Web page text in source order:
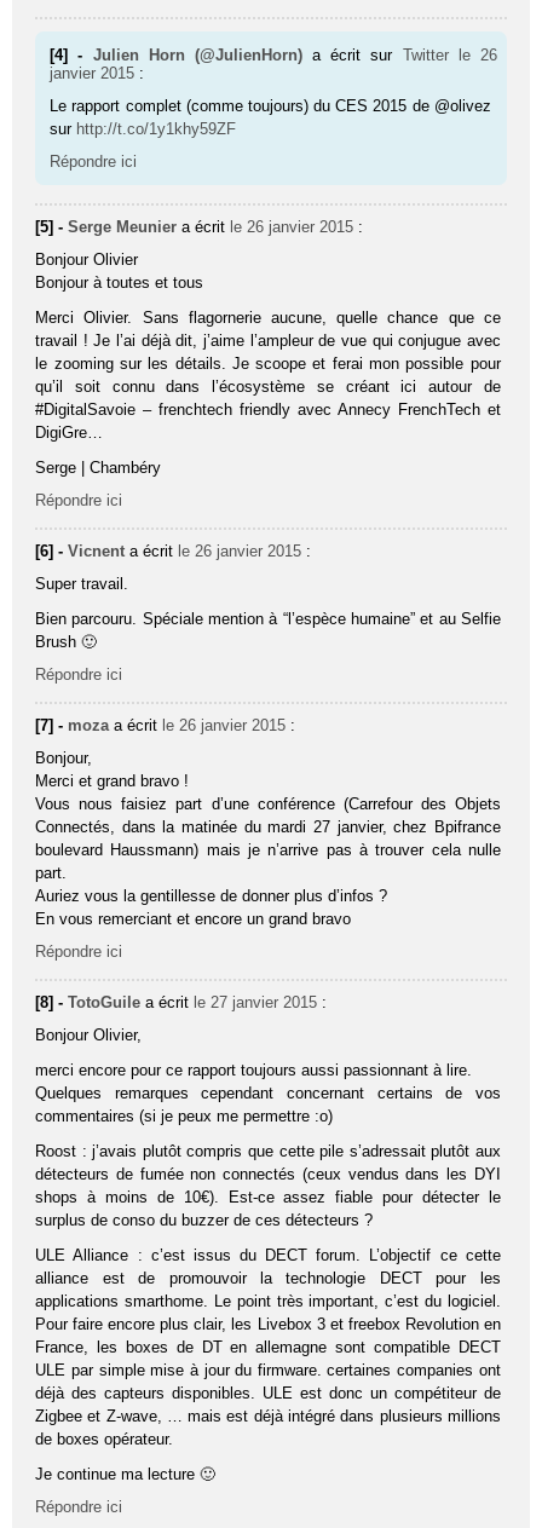
[4] - Julien Horn (@JulienHorn) a écrit sur Twitter
le 26
janvier 2015 :
Le rapport complet (comme toujours) du CES 2015 de @olivez
sur http://t.co/1y1khy59ZF
Répondre ici
[5] -Serge Meunier a écrit le 26 janvier 2015 :
Bonjour Olivier
Bonjour à toutes et tous
Merci Olivier. Sans flagornerie aucune, quelle chance que ce
travail ! Je l’ai déjà dit, j’aime l’ampleur de vue qui conjugue avec
le zooming sur les détails. Je scoope et ferai mon possible pour
qu’il soit connu dans l’écosystème se créant ici autour de
#DigitalSavoie – frenchtech friendly avec Annecy FrenchTech et
DigiGre…
Serge | Chambéry
Répondre ici
[6] -Vicnent a écrit le 26 janvier 2015 :
Super travail.
Bien parcouru. Spéciale mention à “l’espèce humaine” et au Selfie
Brush 🙂
Répondre ici
[7] - moza a écrit le 26 janvier 2015 :
Bonjour,
Merci et grand bravo !
Vous nous faisiez part d’une conférence (Carrefour des Objets
Connectés, dans la matinée du mardi 27 janvier, chez Bpifrance
boulevard Haussmann) mais je n’arrive pas à trouver cela nulle
part.
Auriez vous la gentillesse de donner plus d’infos ?
En vous remerciant et encore un grand bravo
Répondre ici
[8] -TotoGuile a écrit le 27 janvier 2015 :
Bonjour Olivier,
merci encore pour ce rapport toujours aussi passionnant à lire.
Quelques remarques cependant concernant certains de vos
commentaires (si je peux me permettre :o)
Roost : j’avais plutôt compris que cette pile s’adressait plutôt aux
détecteurs de fumée non connectés (ceux vendus dans les DYI
shops à moins de 10€). Est-ce assez fiable pour détecter le
surplus de conso du buzzer de ces détecteurs ?
ULE Alliance : c’est issus du DECT forum. L’objectif ce cette
alliance est de promouvoir la technologie DECT pour les
applications smarthome. Le point très important, c’est du logiciel.
Pour faire encore plus clair, les Livebox 3 et freebox Revolution en
France, les boxes de DT en allemagne sont compatible DECT
ULE par simple mise à jour du firmware. certaines companies ont
déjà des capteurs disponibles. ULE est donc un compétiteur de
Zigbee et Z-wave, … mais est déjà intégré dans plusieurs millions
de boxes opérateur.
Je continue ma lecture 🙂
Répondre ici